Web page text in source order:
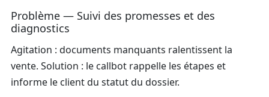
Problème — Suivi des promesses et des
diagnostics
Agitation : documents manquants ralentissent la
vente. Solution : le callbot rappelle les étapes et
informe le client du statut du dossier.